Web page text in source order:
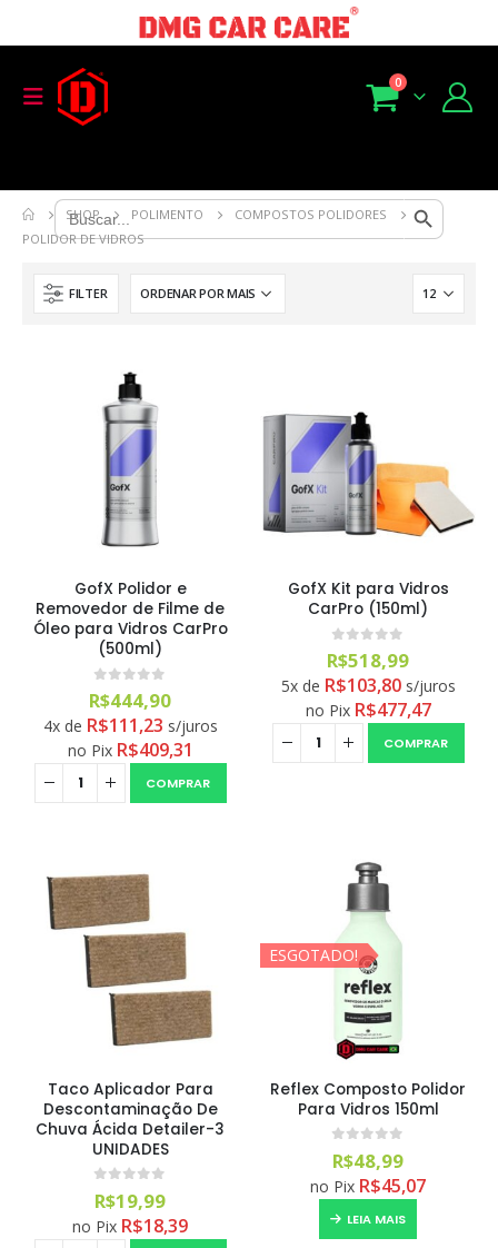
Search
for:
Search Button
0
SHOP POLIMENTO
COMPOSTOS POLIDORES
POLIDOR DE VIDROS
FILTER
GofX Polidor e
Removedor de Filme de
Óleo para Vidros CarPro
(500ml)
R$444,90
4x de R$111,23 s/juros
no Pix R$409,31
COMPRAR
GofX Kit para Vidros
CarPro (150ml)
R$518,99
5x de R$103,80 s/juros
no Pix R$477,47
COMPRAR
Taco Aplicador Para
Descontaminação De
Chuva Ácida Detailer-3
UNIDADES
R$19,99
no Pix R$18,39
ESGOTADO!
Reflex Composto Polidor
Para Vidros 150ml
R$48,99
no Pix R$45,07
LEIA MAIS